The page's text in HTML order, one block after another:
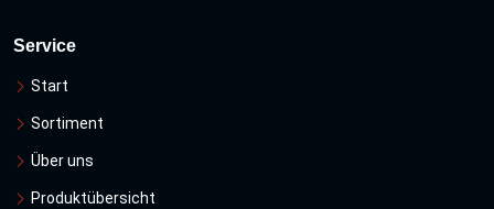
Service
Start
Sortiment
Über uns
Produktübersicht